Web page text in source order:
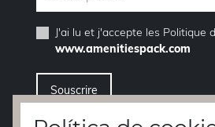
J'ai lu et j'accepte les Politique
www.amenitiespack.com